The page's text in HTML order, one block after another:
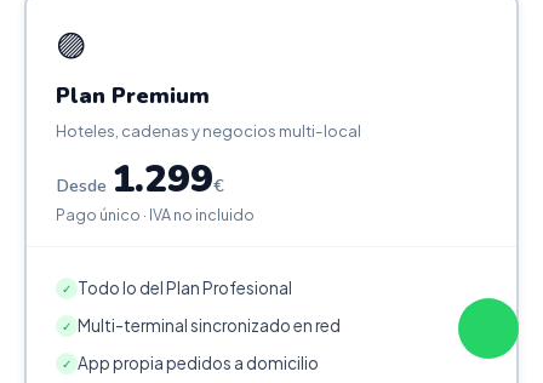
🟣
Plan Premium
Hoteles, cadenas y negocios multi-local
Desde 1.299€
Pago único · IVA no incluido
✓ Todo lo del Plan Profesional
✓ Multi-terminal sincronizado en red
✓ App propia pedidos a domicilio